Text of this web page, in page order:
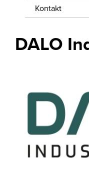
JOBS &
KARRIERE
KONTAKT
Kontakt
DALO